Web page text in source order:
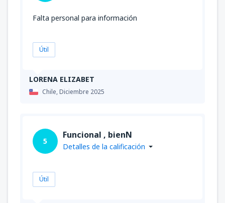
LORENA ELIZABET
Chile,Diciembre 2025
Falta personal para información
Útil
5
Funcional , bienN
Detalles de la calificación
Útil